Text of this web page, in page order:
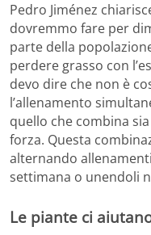
Pedro Jiménez
dovremmo fare per
parte della
perdere grasso con
devo dire che non è
l’allenamento
quello che combina
forza. Questa
alternando
settimana o unendoli
Le piante ci